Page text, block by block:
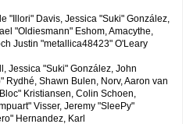
"Illori" Davis, Jessica "Suki" González,
"Oldiesmann" Eshom, Amacythe,
Justin "metallica48423" O'Leary
Jessica "Suki" González, John
Rydhé, Shawn Bulen, Norv, Aaron van
Kristiansen, Colin Schoen,
Visser, Jeremy "SleePy"
Hernandez, Karl